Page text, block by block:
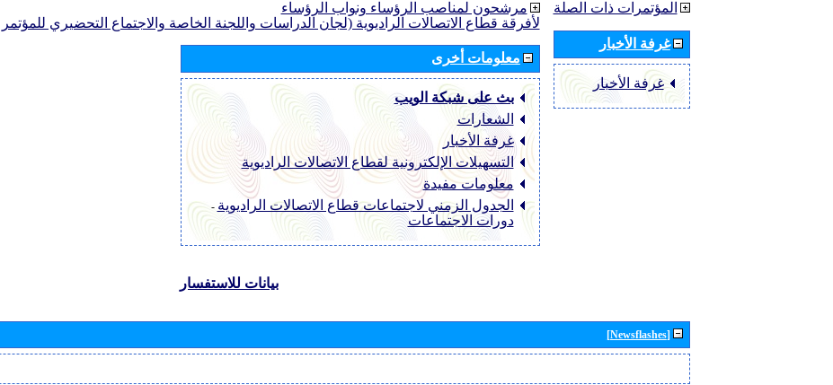
مرشحون لمناصب الرؤساء ونواب الرؤساء
لأفرقة قطاع الاتصالات الراديوية (لجان الدراسات واللجنة الخاصة والاجتماع التحضيري
معلومات أخرى
بث على شبكة الويب
الشعارات
غرفة الأخبار
التسهيلات الإلكترونية لقطاع الاتصالات الراديوية
معلومات مفيدة
الجدول الزمني لاجتماعات قطاع الاتصالات الراديوية -
دورات الاجتماعات
المؤتمرات ذات الصلة
غرفة الأخبار
غرفة الأخبار
بيانات للاستفسار
[Newsflashes]